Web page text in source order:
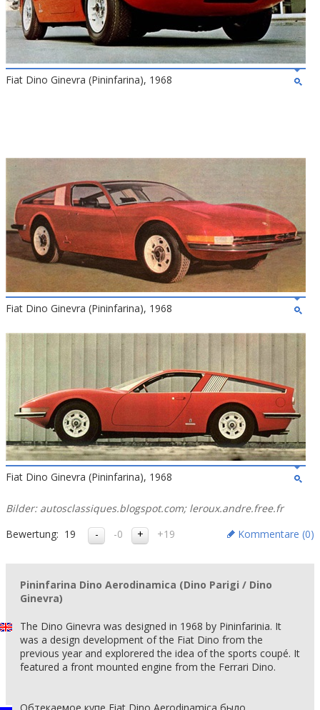
Fiat Dino Ginevra (Pininfarina), 1968
Fiat Dino Ginevra (Pininfarina), 1968
Fiat Dino Ginevra (Pininfarina), 1968
Bilder: autosclassiques.blogspot.com; leroux.andre.free.fr
Bewertung: 19 -0 +19 Kommentare (0)
Pininfarina Dino Aerodinamica (Dino Parigi / Dino
Ginevra)
The Dino Ginevra was designed in 1968 by Pininfarinia. It
was a design development of the Fiat Dino from the
previous year and explorered the idea of the sports coupé. It
featured a front mounted engine from the Ferrari Dino.